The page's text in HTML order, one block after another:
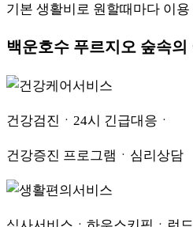
기본 생활비로 원할때마다 이
백운호수 푸르지오 숲속의
건강검진ㆍ24시 긴급대응ㆍ
건강증진 프로그램ㆍ심리상담